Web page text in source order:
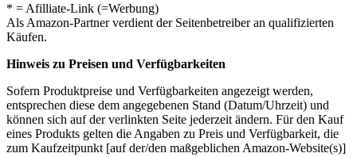
* = Afilliate-Link (=Werbung)
Als Amazon-Partner verdient der Seitenbetreiber an qualifizierten
Käufen.
Hinweis zu Preisen und Verfügbarkeiten
Sofern Produktpreise und Verfügbarkeiten angezeigt werden,
entsprechen diese dem angegebenen Stand (Datum/Uhrzeit) und
können sich auf der verlinkten Seite jederzeit ändern. Für den Kauf
eines Produkts gelten die Angaben zu Preis und Verfügbarkeit, die
zum Kaufzeitpunkt [auf der/den maßgeblichen Amazon-Website(s)]